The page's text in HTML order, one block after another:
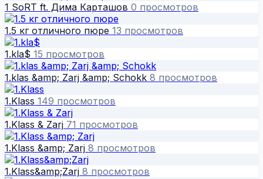
1 SoRT ft. Дима Карташов 0 просмотров
1.5 кг отличного пюре 13 просмотров
1.kla$ 15 просмотров
1.klas &amp; Zarj &amp; Schokk 8 просмотров
1.Klass 149 просмотров
1.Klass & Zarj 71 просмотров
1.Klass &amp; Zarj 8 просмотров
1.Klass&amp;Zarj 8 просмотров